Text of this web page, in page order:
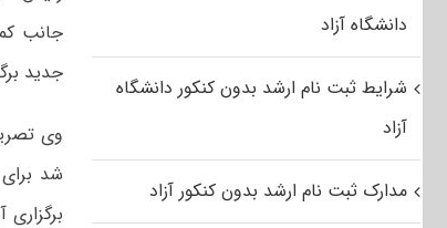
جانب
جدید
وی
شد
دانشگاه آزاد
شرایط ثبت نام ارشد بدون کنکور دانشگاه
آزاد
مدارک ثبت نام ارشد بدون کنکور آزاد